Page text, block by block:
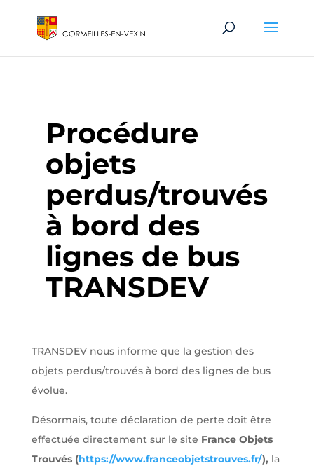
Procédure
objets
perdus/trouvés
à bord des
lignes de bus
TRANSDEV
TRANSDEV nous informe que la gestion des
objets perdus/trouvés à bord des lignes de bus
évolue.
Désormais, toute déclaration de perte doit être
effectuée directement sur le site France Objets
Trouvés (https://www.franceobjetstrouves.fr/), la